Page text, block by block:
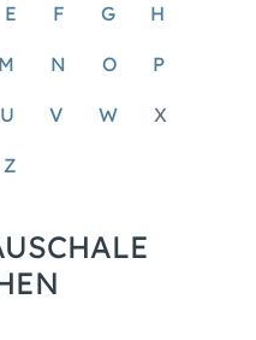
E F G H
M N O P
U V W X
Z